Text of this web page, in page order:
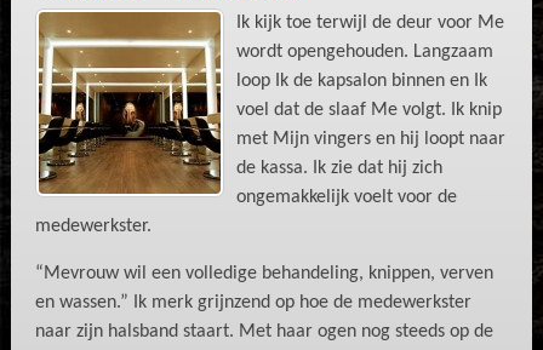
Ik kijk toe terwijl de deur voor Me
wordt opengehouden. Langzaam
loop Ik de kapsalon binnen en Ik
voel dat de slaaf Me volgt. Ik knip
met Mijn vingers en hij loopt naar
de kassa. Ik zie dat hij zich
ongemakkelijk voelt voor de
medewerkster.
“Mevrouw wil een volledige behandeling, knippen, verven
en wassen.” Ik merk grijnzend op hoe de medewerkster
naar zijn halsband staart. Met haar ogen nog steeds op de